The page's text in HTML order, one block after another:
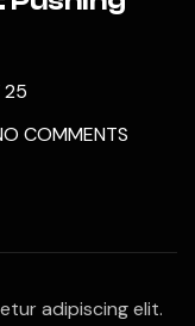
25
COMMENTS
adipiscing elit.